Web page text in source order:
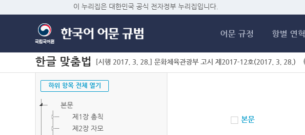
이 누리집은 대한민국 공식 전자정부 누리집입니다.
어문 규정 항별 연혁
한글 맞춤법 [시행 2017. 3. 28.] 문화체육관광부 고시 제2017-12호(2017. 3. 28.)
하위 항목 전체 열기
본문
제1장 총칙
제2장 자모
본문